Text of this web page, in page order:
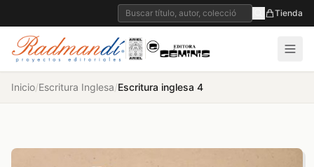
Tienda
Inicio/Escritura Inglesa/Escritura inglesa 4